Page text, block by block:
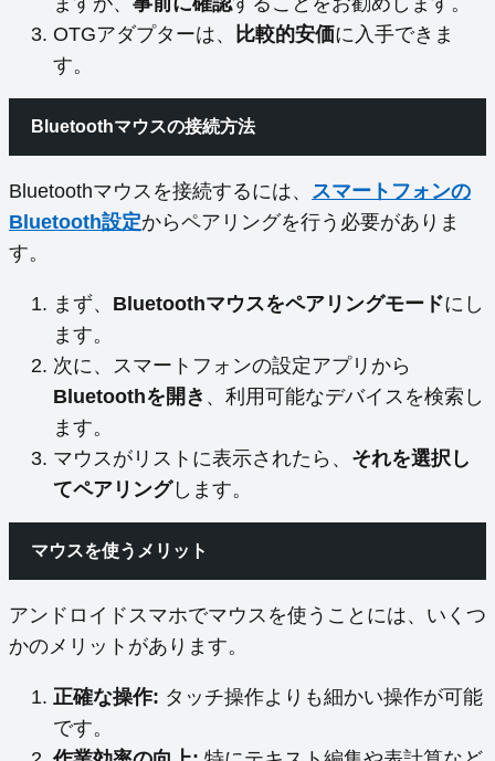
OTGアダプターは、
比較的安価に入手できま
す。
Bluetoothマウスの接続方法
Bluetoothマウスを接続するには、 スマートフォンの
Bluetooth設定からペアリングを行う必要がありま
す。
まず、 Bluetoothマウスをペアリングモードにし
ます。
次に、スマートフォンの設定アプリから
Bluetoothを開き 、利用可能なデバイスを検索し
ます。
マウスがリストに表示されたら、 それを選択し
てペアリングします。
マウスを使うメリット
アンドロイドスマホでマウスを使うことには、いくつ
かのメリットがあります。
正確な操作: タッチ操作よりも細かい操作が可能
です。